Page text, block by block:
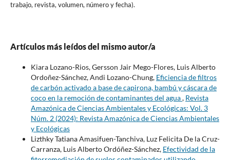
trabajo, revista, volumen, número y fecha).
Artículos más leídos del mismo autor/a
Kiara Lozano-Rios, Gersson Jair Mego-Flores, Luis Alberto
Ordoñez-Sánchez, Andi Lozano-Chung, Eficiencia de filtros
de carbón activado a base de capirona, bambú y cáscara de
coco en la remoción de contaminantes del agua, Revista
Amazónica de Ciencias Ambientales y Ecológicas: Vol. 3
Núm. 2 (2024): Revista Amazónica de Ciencias Ambientales
y Ecológicas
Lizthky Tatiana Amasifuen-Tanchiva, Luz Felicita De la Cruz-
Carranza, Luis Alberto Ordóñez-Sánchez, Efectividad de la